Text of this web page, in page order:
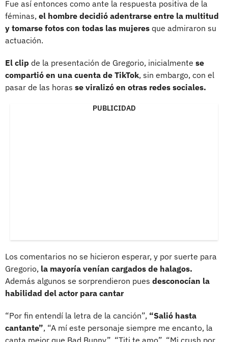
Fue así entonces como ante la respuesta positiva de la
féminas, el hombre decidió adentrarse entre la multitud
y tomarse fotos con todas las mujeres que admiraron su
actuación.
El clip de la presentación de Gregorio, inicialmente se
compartió en una cuenta de TikTok, sin embargo, con el
pasar de las horas se viralizó en otras redes sociales.
PUBLICIDAD
Los comentarios no se hicieron esperar, y por suerte para
Gregorio, la mayoría venían cargados de halagos.
Además algunos se sorprendieron pues desconocían la
habilidad del actor para cantar
“Por fin entendí la letra de la canción”, “Salió hasta
cantante”, “A mí este personaje siempre me encanto, la
canta mejor que Bad Bunny”, “Titi te amo”, “Mi crush por